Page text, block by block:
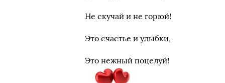
Не скучай и не горюй!
Это счастье и улыбки,
Это нежный поцелуй!